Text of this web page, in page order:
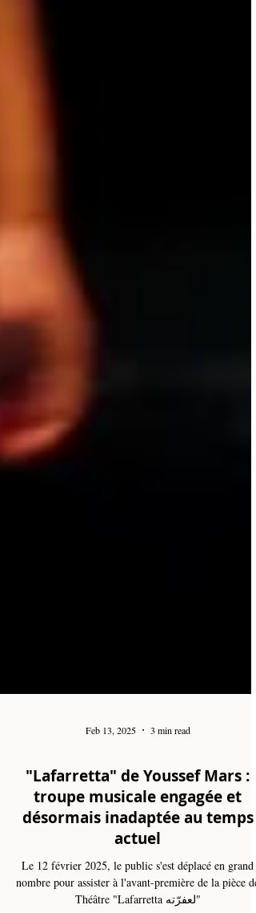
Feb 13, 2025 3 min read
"Lafarretta" de Youssef Mars :
troupe musicale engagée et
désormais inadaptée au temps
actuel